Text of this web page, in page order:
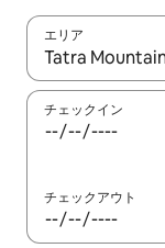
エリア
検索結果が表示
チェックイン
チェックアウト